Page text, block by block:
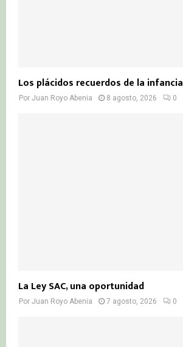
Los plácidos recuerdos de la infancia
Por Juan Royo Abenia 8 agosto, 2026 0
La Ley SAC, una oportunidad
Por Juan Royo Abenia 7 agosto, 2026 0